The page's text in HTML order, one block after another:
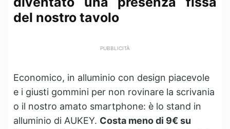
del nostro tavolo
PUBBLICITÀ
Economico, in alluminio con design piacevole
e i giusti gommini per non rovinare la scrivania
o il nostro amato smartphone: è lo stand in
alluminio di AUKEY. Costa meno di 9€ su